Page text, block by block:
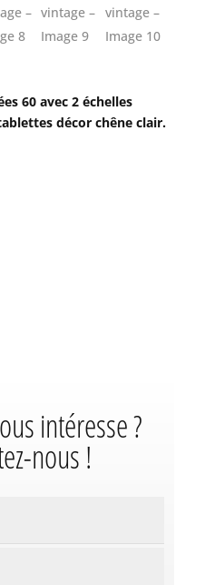
60 avec 2 échelles
décor chêne clair.
intéresse ?
nous !